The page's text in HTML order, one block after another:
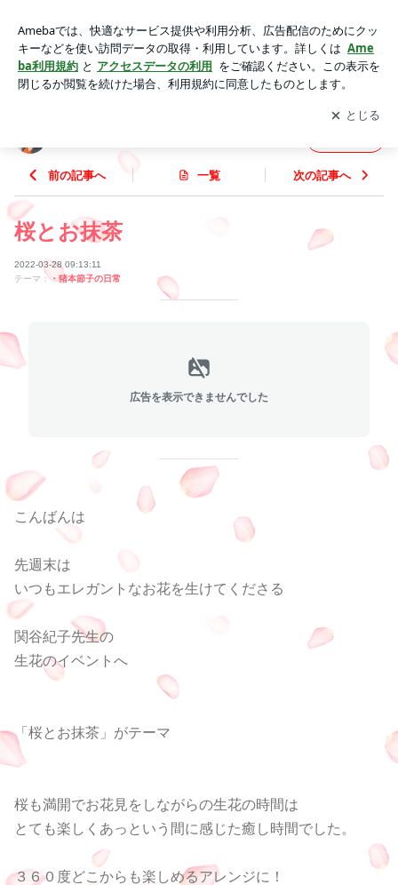
アプリをダウンロードして ブログの更新通知
を受け取りまし
ょう。
開く
前の記事へ 一覧 次の記事へ
桜とお抹茶
2022-03-28 09:13:11
テーマ：・猪本節子の日常
広告を表示できませんでした
こんばんは
先週末は
いつもエレガントなお花を生けてくださる
関谷紀子先生の
生花のイベントへ
「桜とお抹茶」がテーマ
桜も満開でお花見をしながらの生花の時間は
とても楽しくあっという間に感じた癒し時間でした。
３６０度どこからも楽しめるアレンジに！